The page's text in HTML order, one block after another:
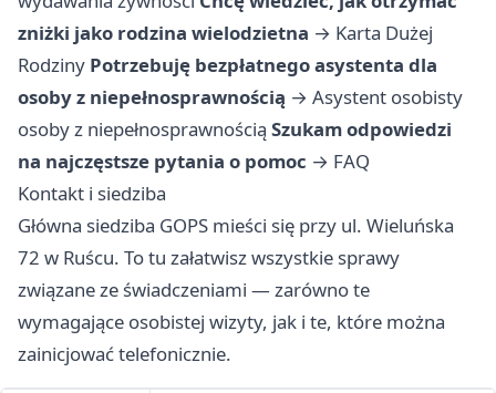
zniżki jako rodzina wielodzietna → Karta Dużej
Rodziny Potrzebuję bezpłatnego asystenta dla
osoby z niepełnosprawnością → Asystent osobisty
osoby z niepełnosprawnością Szukam odpowiedzi
na najczęstsze pytania o pomoc → FAQ
Kontakt i siedziba
Główna siedziba GOPS mieści się przy ul. Wieluńska
72 w Ruścu. To tu załatwisz wszystkie sprawy
związane ze świadczeniami — zarówno te
wymagające osobistej wizyty, jak i te, które można
zainicjować telefonicznie.